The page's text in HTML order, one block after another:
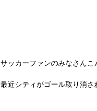
サッカーファンのみなさんこ
最近シティがゴール取り消さ